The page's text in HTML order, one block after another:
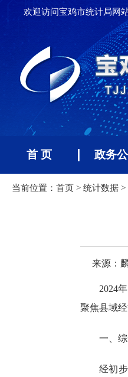
欢迎访问宝鸡市统计局网
首 页 政务
当前位置： 首页 > 统计数据 >
来源：
2024
聚焦县域
一、
经初